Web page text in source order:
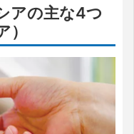
アの主な4つ